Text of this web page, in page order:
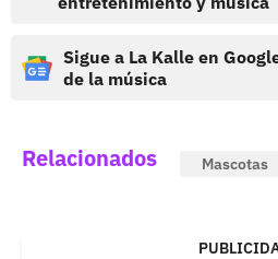
Sigue a La Kalle en
de la música
Relacionados Mascotas